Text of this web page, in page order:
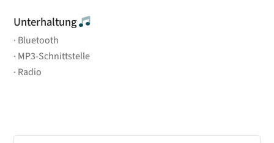
Unterhaltung
Bluetooth
MP3-Schnittstelle
Radio